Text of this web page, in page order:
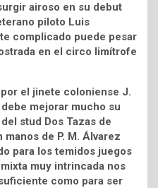
airoso en su debut
piloto Luis
complicado puede pesar
en el circo limítrofe
el jinete coloniense J.
mejorar mucho su
stud Dos Tazas de
de P. M. Álvarez
para los temidos juegos
muy intrincada nos
como para ser